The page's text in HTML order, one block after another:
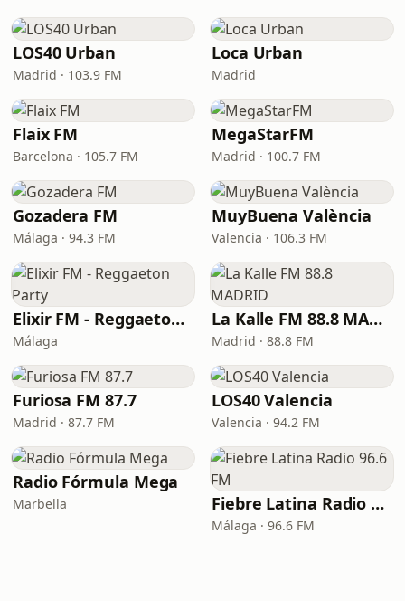
LOS40 Urban
Madrid · 103.9 FM
Loca Urban
Madrid
Flaix FM
Barcelona · 105.7 FM
MegaStarFM
Madrid · 100.7 FM
Gozadera FM
Málaga · 94.3 FM
MuyBuena València
Valencia · 106.3 FM
Elixir FM - Reggaeton Party
Málaga
La Kalle FM 88.8 MADRID
Madrid · 88.8 FM
Furiosa FM 87.7
Madrid · 87.7 FM
LOS40 Valencia
Valencia · 94.2 FM
Radio Fórmula Mega
Marbella Fiebre Latina Radio 96.6 FM
Málaga · 96.6 FM